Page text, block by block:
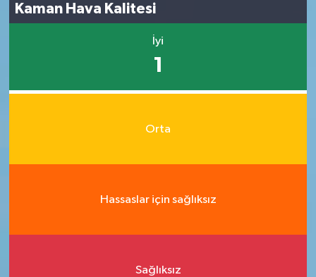
Kaman Hava Kalitesi
İyi
1
Orta
Hassaslar için sağlıksız
Sağlıksız